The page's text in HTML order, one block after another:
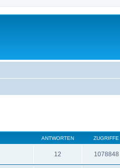
ANTWORTEN ZUGRIFFE
12 1078848